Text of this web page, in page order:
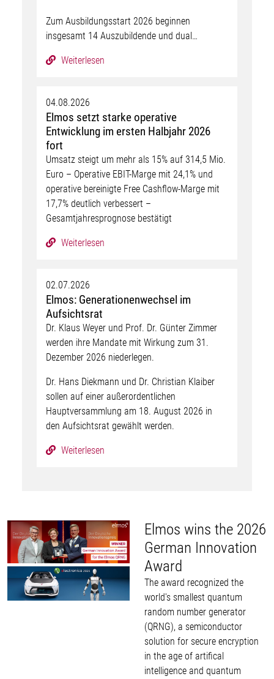
Zum Ausbildungsstart 2026 beginnen
insgesamt 14 Auszubildende und dual…
Weiterlesen
04.08.2026
Elmos setzt starke operative
Entwicklung im ersten Halbjahr 2026
fort
Umsatz steigt um mehr als 15% auf 314,5 Mio.
Euro – Operative EBIT-Marge mit 24,1% und
operative bereinigte Free Cashflow-Marge mit
17,7% deutlich verbessert –
Gesamtjahresprognose bestätigt
Weiterlesen
02.07.2026
Elmos: Generationenwechsel im
Aufsichtsrat
Dr. Klaus Weyer und Prof. Dr. Günter Zimmer
werden ihre Mandate mit Wirkung zum 31.
Dezember 2026 niederlegen.
Dr. Hans Diekmann und Dr. Christian Klaiber
sollen auf einer außerordentlichen
Hauptversammlung am 18. August 2026 in
den Aufsichtsrat gewählt werden.
Weiterlesen
Elmos wins the 2026
German Innovation
Award
The award recognized the
world's smallest quantum
random number generator
(QRNG), a semiconductor
solution for secure encryption
in the age of artifical
intelligence and quantum